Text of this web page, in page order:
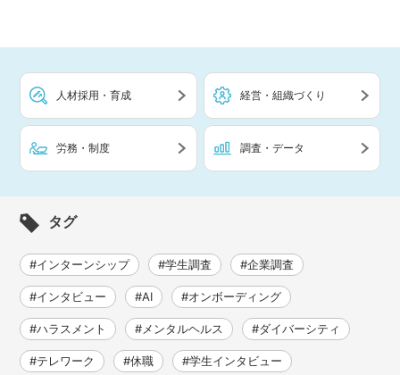
人材採用・育成 経営・組織づくり
労務・制度 調査・データ
タグ
#インターンシップ #学生調査 #企業調査
#インタビュー #AI #オンボーディング
#ハラスメント #メンタルヘルス #ダイバーシティ
#テレワーク #休職 #学生インタビュー